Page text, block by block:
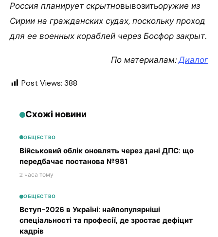
Россия планирует скрытновывозитьоружие из
Сирии на гражданских судах, поскольку проход
для ее военных кораблей через Босфор закрыт.
По материалам:Диалог
Post Views: 388
Схожі новини
ОБЩЕСТВО
Військовий облік оновлять через дані ДПС: що
передбачає постанова №981
2 часа тому
ОБЩЕСТВО
Вступ-2026 в Україні: найпопулярніші
спеціальності та професії, де зростає дефіцит
кадрів